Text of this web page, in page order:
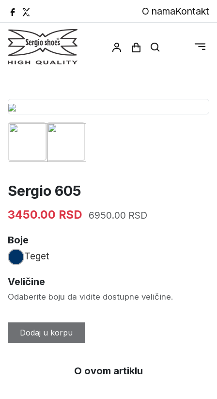
O namaKontakt
Sergio 605
3450.00 RSD 6950.00 RSD
Boje
Teget
Veličine
Odaberite boju da vidite dostupne veličine.
Dodaj u korpu
O ovom artiklu